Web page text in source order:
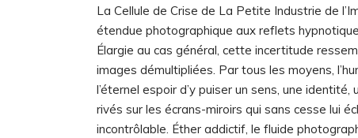
La Cellule de Crise de La Petite Industrie de
étendue photographique aux reflets
Élargie au cas général, cette incertitude
images démultipliées. Par tous les moyens,
l’éternel espoir d’y puiser un sens, une
rivés sur les écrans-miroirs qui sans cesse lui
incontrôlable. Éther addictif, le fluide